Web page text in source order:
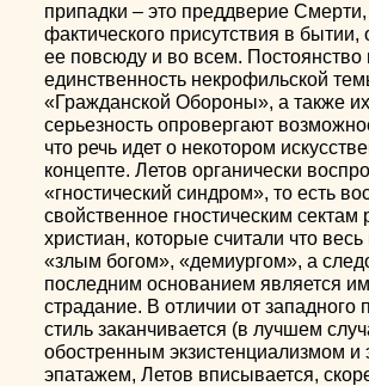
припадки – это преддверие
фактического присутствия в
ее повсюду и во всем. Постоянство
единственность некрофильской
«Гражданской Обороны», а также
серьезность опровергают
что речь идет о некотором
концепте. Летов органически
«гностический синдром», то есть
свойственное гностическим сектам
христиан, которые считали что
«злым богом», «демиургом», а
последним основанием является
страдание. В отличии от западного
стиль заканчивается (в лучшем
обостренным экзистенциализмом и
эпатажем, Летов вписывается,